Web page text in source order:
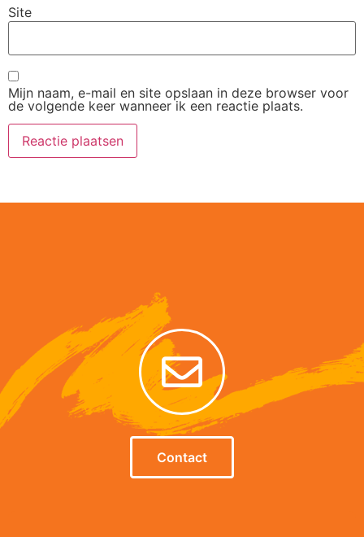
Site
Mijn naam, e-mail en site opslaan in deze browser voor
de volgende keer wanneer ik een reactie plaats.
Contact